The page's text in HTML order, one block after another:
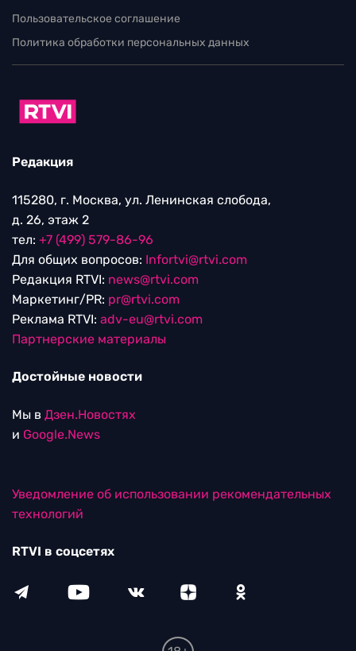
Пользовательское соглашение
Политика обработки персональных данных
Редакция
115280, г. Москва, ул. Ленинская слобода,
д. 26, этаж 2
тел: +7 (499) 579-86-96
Для общих вопросов: Infortvi@rtvi.com
Редакция RTVI: news@rtvi.com
Маркетинг/PR: pr@rtvi.com
Реклама RTVI: adv-eu@rtvi.com
Партнерские материалы
Достойные новости
Мы в Дзен.Новостях
и Google.News
Уведомление об использовании рекомендательных
технологий
RTVI в соцсетях